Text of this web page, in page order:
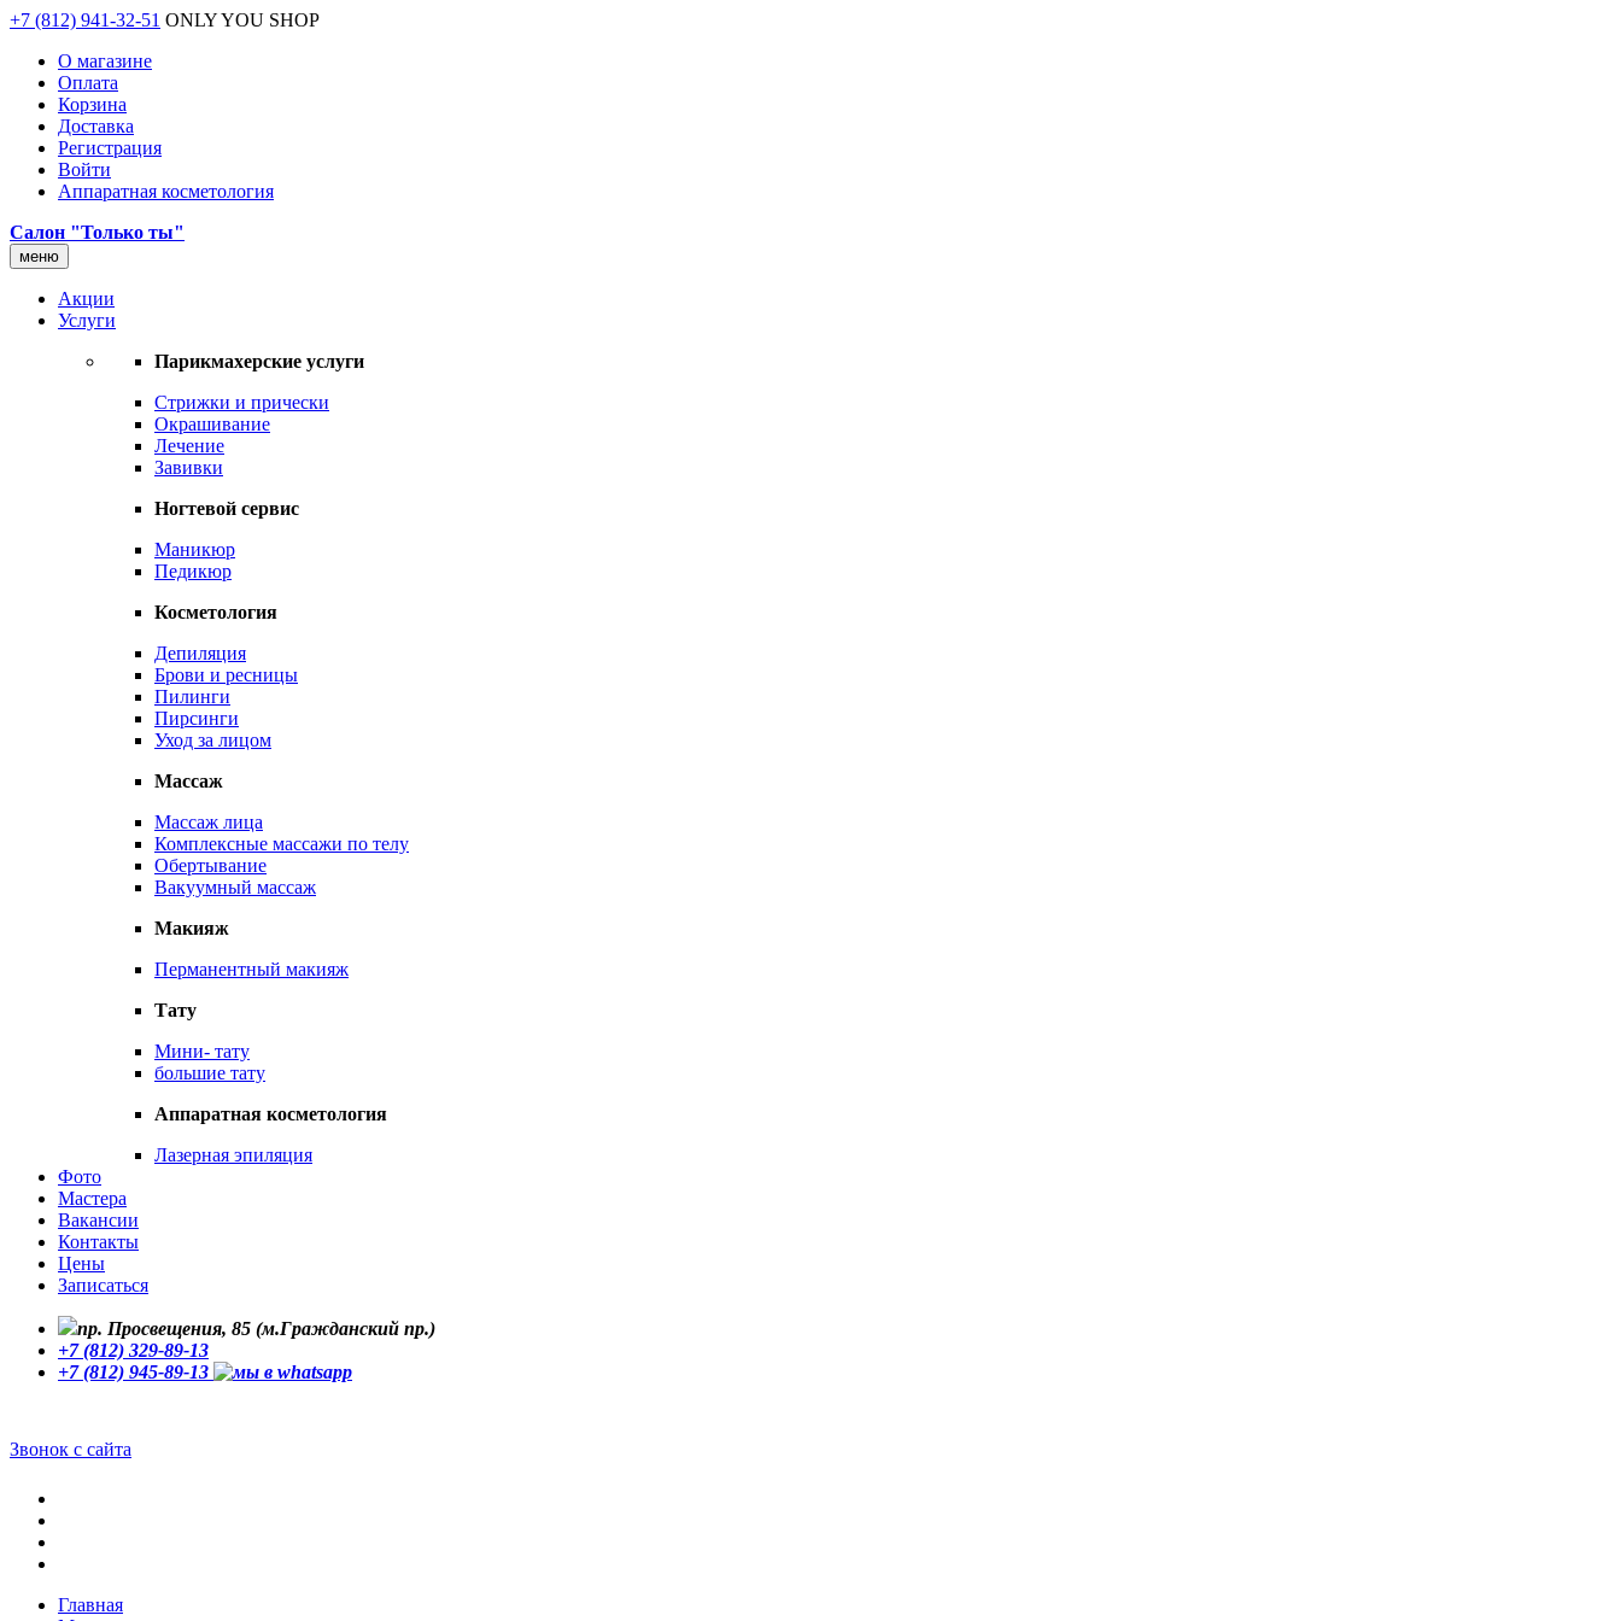
+7 (812) 941-32-51 ONLY YOU SHOP
О магазине
Оплата
Корзина
Доставка
Регистрация
Войти
Аппаратная косметология
Салон "Только ты"
меню
Акции
Услуги
Парикмахерские услуги
Стрижки и прически
Окрашивание
Лечение
Завивки
Ногтевой сервис
Маникюр
Педикюр
Косметология
Депиляция
Брови и ресницы
Пилинги
Пирсинги
Уход за лицом
Массаж
Массаж лица
Комплексные массажи по телу
Обертывание
Вакуумный массаж
Макияж
Перманентный макияж
Тату
Мини- тату
большие тату
Аппаратная косметология
Лазерная эпиляция
Фото
Мастера
Вакансии
Контакты
Цены
Записаться
пр. Просвещения, 85 (м.Гражданский пр.)
+7 (812) 329-89-13
+7 (812) 945-89-13
Звонок с сайта
Главная